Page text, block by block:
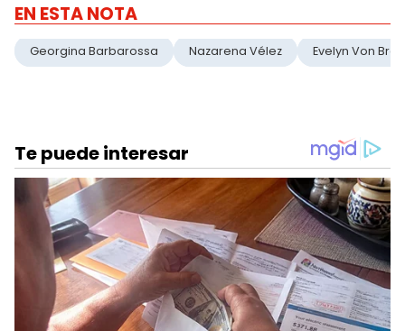
EN ESTA NOTA
Georgina Barbarossa Nazarena Vélez Evelyn Von